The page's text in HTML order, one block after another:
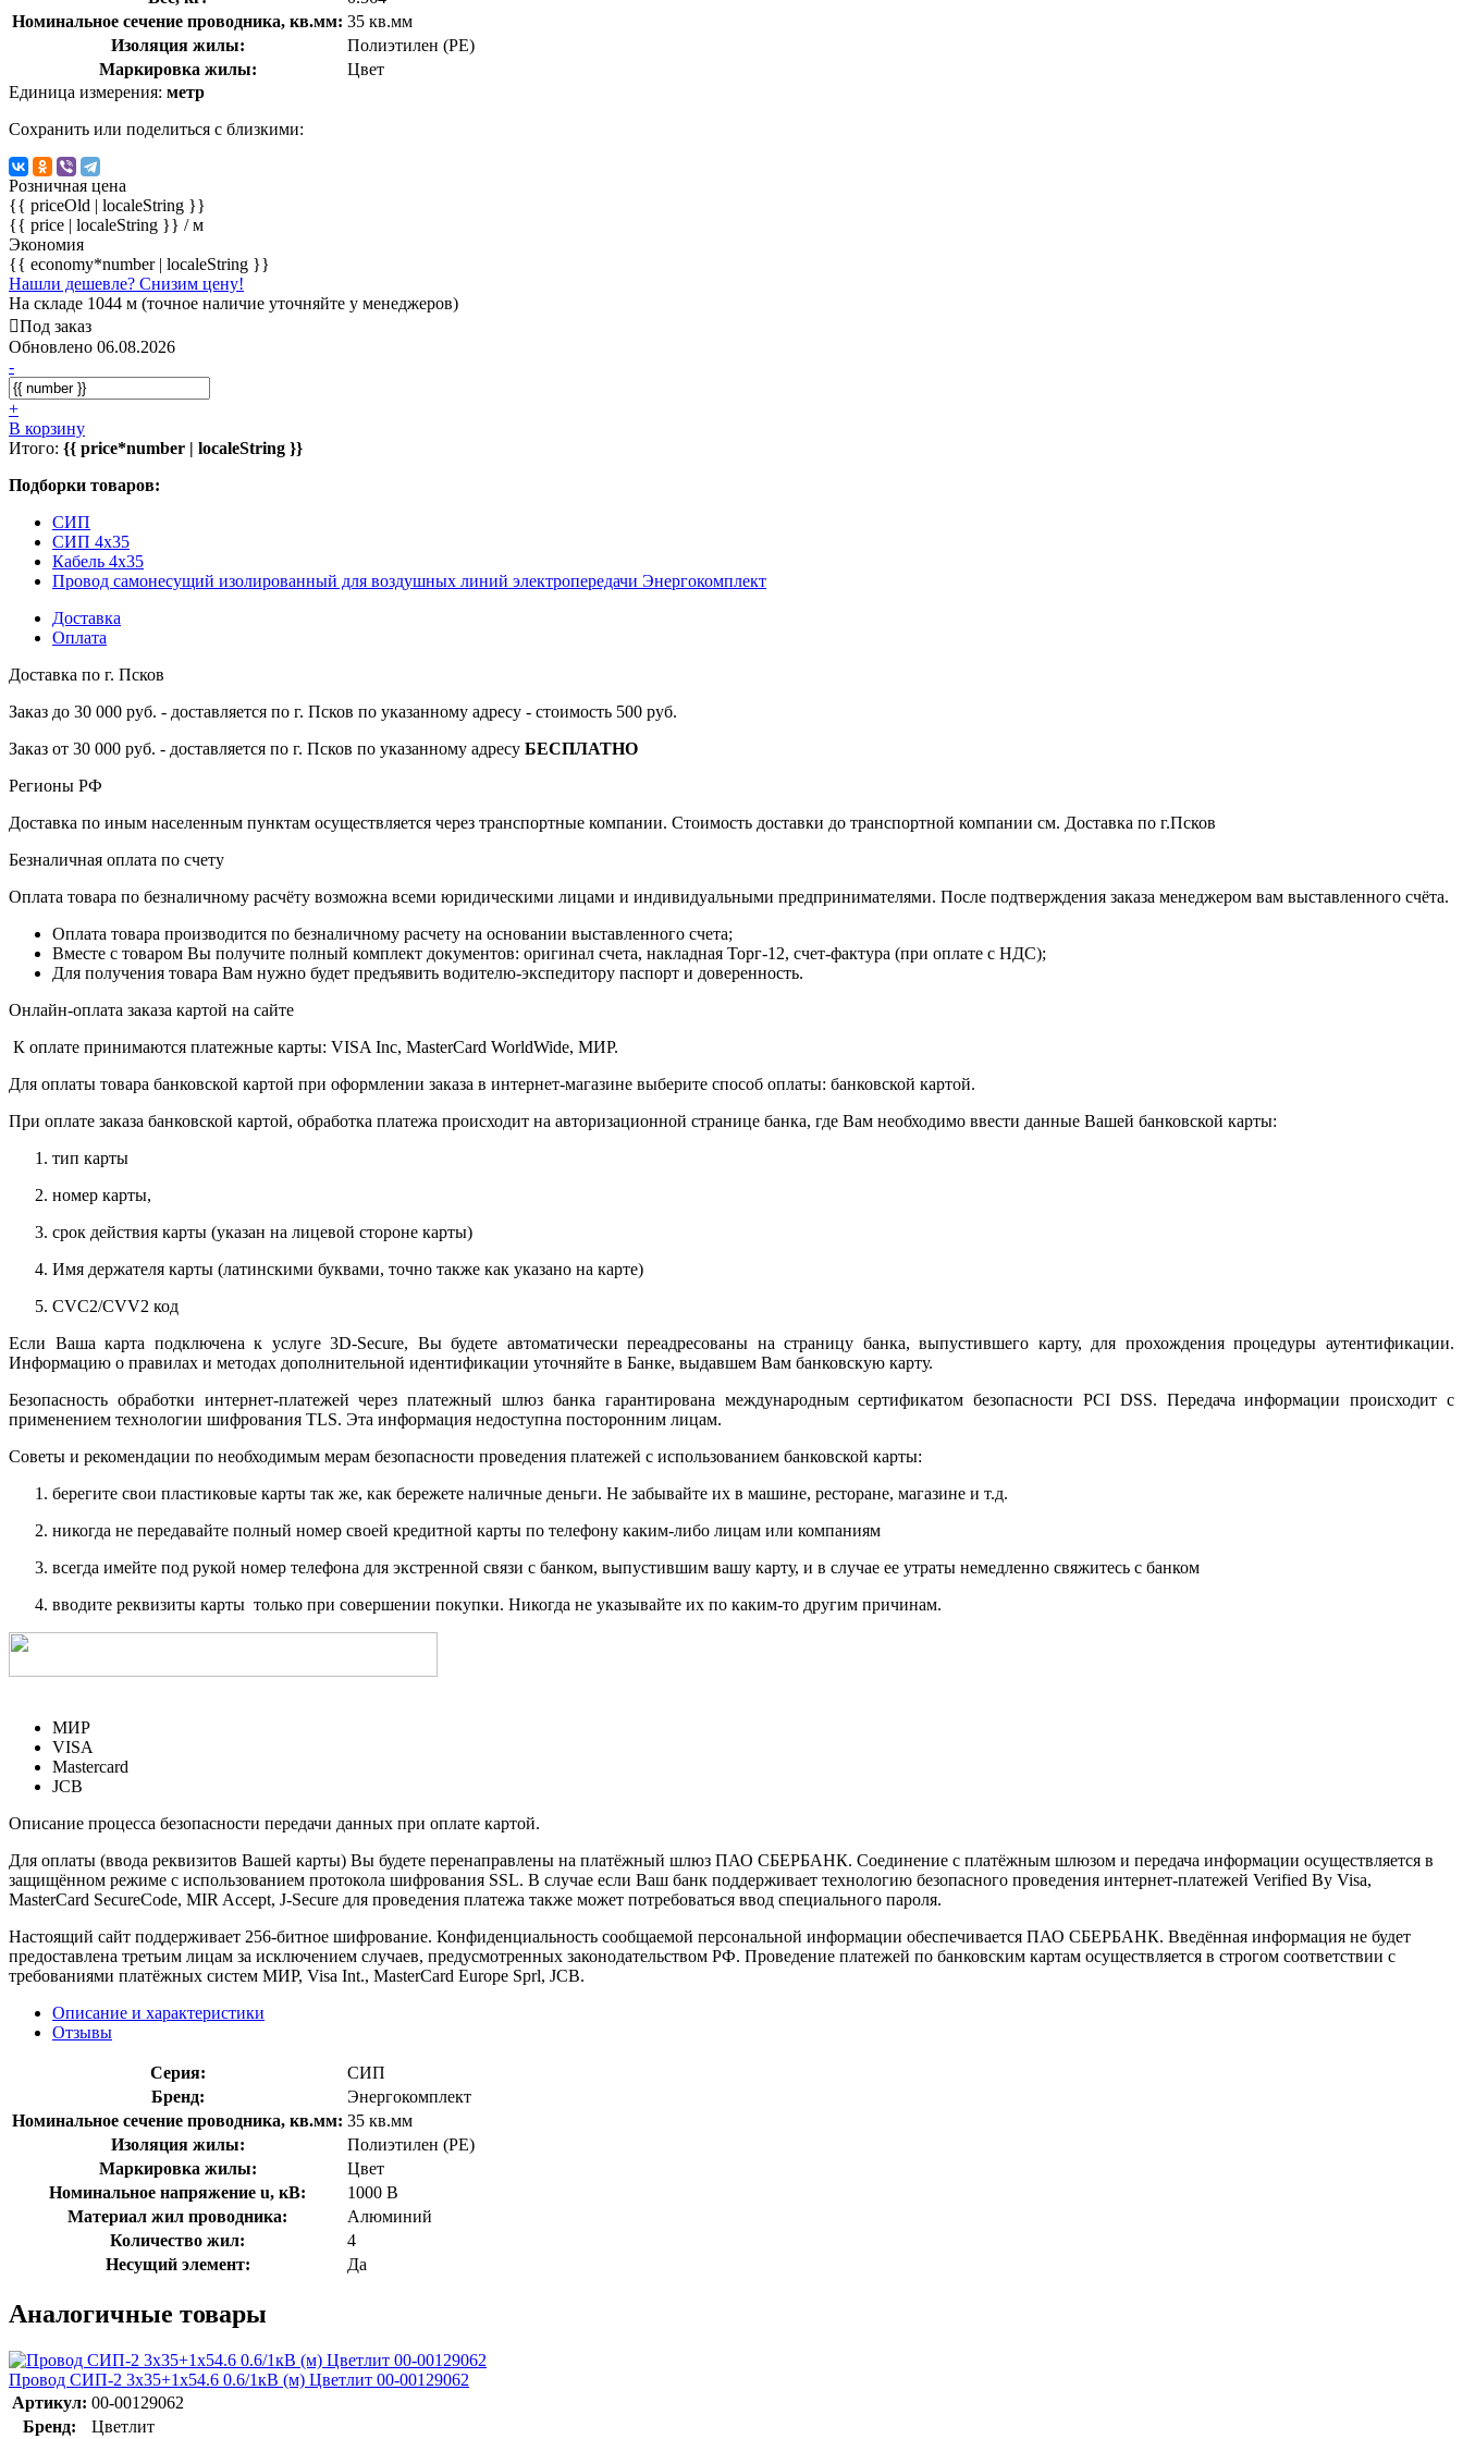
Номинальное сечение проводника, кв.мм: 35 кв.мм
Изоляция жилы:
Полиэтилен (PE)
Маркировка жилы:
Цвет
Единица измерения: метр
Сохранить или поделиться с близкими:
Розничная цена
{{ priceOld | localeString }}
{{ price | localeString }} / м
Экономия
{{ economy*number | localeString }}
Нашли дешевле? Снизим цену!
На складе 1044 м (точное наличие уточняйте у менеджеров)
Под заказ
Обновлено 06.08.2026
-
+
В корзину
Итого: {{ price*number | localeString }}
Подборки товаров:
СИП
СИП 4x35
Кабель 4x35
Провод самонесущий изолированный для воздушных линий электропередачи Энергокомплект
Доставка
Оплата
Доставка по г. Псков
Заказ до 30 000 руб. - доставляется по г. Псков по указанному адресу - стоимость 500 руб.
Заказ от 30 000 руб. - доставляется по г. Псков по указанному адресу БЕСПЛАТНО
Регионы РФ
Доставка по иным населенным пунктам осуществляется через транспортные компании. Стоимость доставки до транспортной компании см. Доставка по г.Псков
Безналичная оплата по счету
Оплата товара по безналичному расчёту возможна всеми юридическими лицами и индивидуальными предпринимателями. После подтверждения заказа менеджером вам выставленного счёта.
Оплата товара производится по безналичному расчету на основании выставленного счета;
Вместе с товаром Вы получите полный комплект документов: оригинал счета, накладная Торг-12, счет-фактура (при оплате с НДС);
Для получения товара Вам нужно будет предъявить водителю-экспедитору паспорт и доверенность.
Онлайн-оплата заказа картой на сайте
К оплате принимаются платежные карты: VISA Inc, MasterCard WorldWide, МИР.
Для оплаты товара банковской картой при оформлении заказа в интернет-магазине выберите способ оплаты: банковской картой.
При оплате заказа банковской картой, обработка платежа происходит на авторизационной странице банка, где Вам необходимо ввести данные Вашей банковской карты:
тип карты
номер карты,
срок действия карты (указан на лицевой стороне карты)
Имя держателя карты (латинскими буквами, точно также как указано на карте)
CVC2/CVV2 код
Если Ваша карта подключена к услуге 3D-Secure, Вы будете автоматически переадресованы на страницу банка, выпустившего карту, для прохождения процедуры аутентификации.
Информацию о правилах и методах дополнительной идентификации уточняйте в Банке, выдавшем Вам банковскую карту.
Безопасность обработки интернет-платежей через платежный шлюз банка гарантирована международным сертификатом безопасности PCI DSS. Передача информации происходит с
применением технологии шифрования TLS. Эта информация недоступна посторонним лицам.
Советы и рекомендации по необходимым мерам безопасности проведения платежей с использованием банковской карты:
берегите свои пластиковые карты так же, как бережете наличные деньги. Не забывайте их в машине, ресторане, магазине и т.д.
никогда не передавайте полный номер своей кредитной карты по телефону каким-либо лицам или компаниям
всегда имейте под рукой номер телефона для экстренной связи с банком, выпустившим вашу карту, и в случае ее утраты немедленно свяжитесь с банком
вводите реквизиты карты только при совершении покупки. Никогда не указывайте их по каким-то другим причинам.
МИР
VISA
Mastercard
JCB
Описание процесса безопасности передачи данных при оплате картой.
Для оплаты (ввода реквизитов Вашей карты) Вы будете перенаправлены на платёжный шлюз ПАО СБЕРБАНК. Соединение с платёжным шлюзом и передача информации осуществляется в
защищённом режиме с использованием протокола шифрования SSL. В случае если Ваш банк поддерживает технологию безопасного проведения интернет-платежей Verified By Visa,
MasterCard SecureCode, MIR Accept, J-Secure для проведения платежа также может потребоваться ввод специального пароля.
Настоящий сайт поддерживает 256-битное шифрование. Конфиденциальность сообщаемой персональной информации обеспечивается ПАО СБЕРБАНК. Введённая информация не будет
предоставлена третьим лицам за исключением случаев, предусмотренных законодательством РФ. Проведение платежей по банковским картам осуществляется в строгом соответствии с
требованиями платёжных систем МИР, Visa Int., MasterCard Europe Sprl, JCB.
Описание и характеристики
Отзывы
Серия:
СИП
Бренд:
Энергокомплект
Номинальное сечение проводника, кв.мм: 35 кв.мм
Изоляция жилы:
Полиэтилен (PE)
Маркировка жилы:
Цвет
Номинальное напряжение u, кВ:
1000 В
Материал жил проводника:
Алюминий
Количество жил:
4
Несущий элемент:
Да
Аналогичные товары
Провод СИП-2 3х35+1х54.6 0.6/1кВ (м) Цветлит 00-00129062
Артикул: 00-00129062
Бренд:
Цветлит